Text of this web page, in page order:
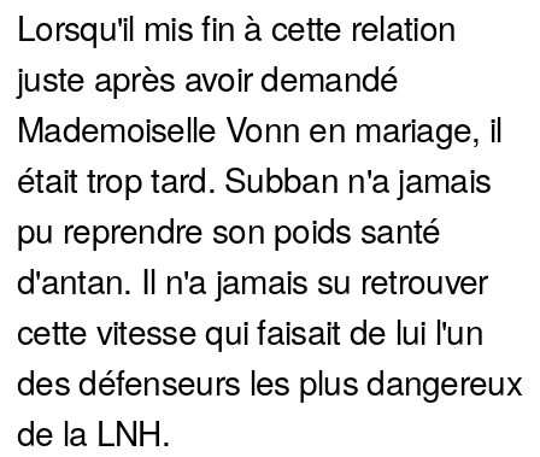
Lorsqu'il mis fin à cette relation
juste après avoir demandé
Mademoiselle Vonn en mariage, il
était trop tard. Subban n'a jamais
pu reprendre son poids santé
d'antan. Il n'a jamais su retrouver
cette vitesse qui faisait de lui l'un
des défenseurs les plus dangereux
de la LNH.